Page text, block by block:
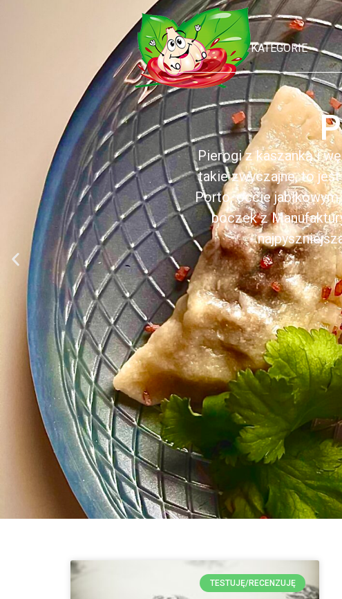
KATEGORIE
Pierogi z kaszanką i
takie zwyczajne, to
Porto, occie
boczek z
TESTUJĘ/RECENZUJĘ